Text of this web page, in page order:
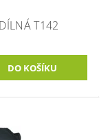
T142